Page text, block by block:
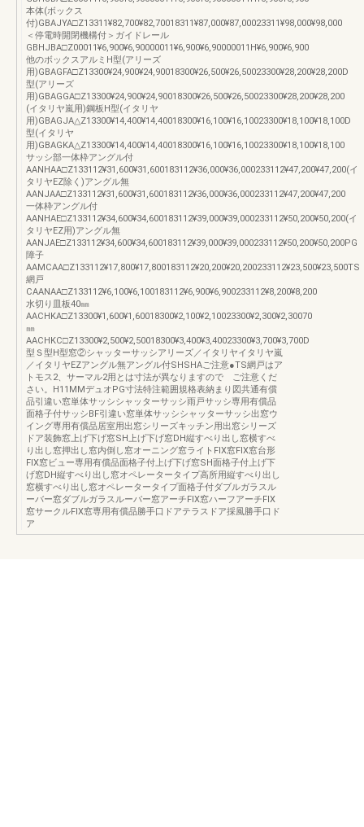
本体(ボックス
付)GBAJYA□Z13311¥82,700¥82,70018311¥87,000¥87,00023311¥98,000¥98,000
＜停電時開閉機構付＞ガイドレール
GBHJBA□Z00011¥6,900¥6,90000011¥6,900¥6,90000011H¥6,900¥6,900
他のボックスアルミH型(アリーズ
用)GBAGFA□Z13300¥24,900¥24,90018300¥26,500¥26,50023300¥28,200¥28,200D
型(アリーズ
用)GBAGGA□Z13300¥24,900¥24,90018300¥26,500¥26,50023300¥28,200¥28,200
(イタリヤ嵐用)鋼板H型(イタリヤ
用)GBAGJA△Z13300¥14,400¥14,40018300¥16,100¥16,10023300¥18,100¥18,100D
型(イタリヤ
用)GBAGKA△Z13300¥14,400¥14,40018300¥16,100¥16,10023300¥18,100¥18,100
サッシ部一体枠アングル付
AANHAA□Z133112¥31,600¥31,600183112¥36,000¥36,000233112¥47,200¥47,200(イ
タリヤEZ除く)アングル無
AANJAA□Z133112¥31,600¥31,600183112¥36,000¥36,000233112¥47,200¥47,200
一体枠アングル付
AANHAE□Z133112¥34,600¥34,600183112¥39,000¥39,000233112¥50,200¥50,200(イ
タリヤEZ用)アングル無
AANJAE□Z133112¥34,600¥34,600183112¥39,000¥39,000233112¥50,200¥50,200PG
障子
AAMCAA□Z133112¥17,800¥17,800183112¥20,200¥20,200233112¥23,500¥23,500TS
網戸
CAANAA□Z133112¥6,100¥6,100183112¥6,900¥6,900233112¥8,200¥8,200
水切り皿板40㎜
AACHKA□Z13300¥1,600¥1,60018300¥2,100¥2,10023300¥2,300¥2,30070
㎜
AACHKC□Z13300¥2,500¥2,50018300¥3,400¥3,40023300¥3,700¥3,700D
型Ｓ型H型窓②シャッターサッシアリーズ／イタリヤイタリヤ嵐
／イタリヤEZアングル無アングル付SHSHAご注意●TS網戸はア
トモス2、サーマル2用とは寸法が異なりますので ご注意くだ
さい。H11MMデュオPG寸法特注範囲規格表納まり図共通有償
品引違い窓単体サッシシャッターサッシ雨戸サッシ専用有償品
面格子付サッシBF引違い窓単体サッシシャッターサッシ出窓ウ
イング専用有償品居室用出窓シリーズキッチン用出窓シリーズ
ドア装飾窓上げ下げ窓SH上げ下げ窓DH縦すべり出し窓横すべ
り出し窓押出し窓内倒し窓オーニング窓ライトFIX窓FIX窓台形
FIX窓ビュー専用有償品面格子付上げ下げ窓SH面格子付上げ下
げ窓DH縦すべり出し窓オペレータータイプ高所用縦すべり出し
窓横すべり出し窓オペレータータイプ面格子付ダブルガラスル
ーバー窓ダブルガラスルーバー窓アーチFIX窓ハーフアーチFIX
窓サークルFIX窓専用有償品勝手口ドアテラスドア採風勝手口ド
ア